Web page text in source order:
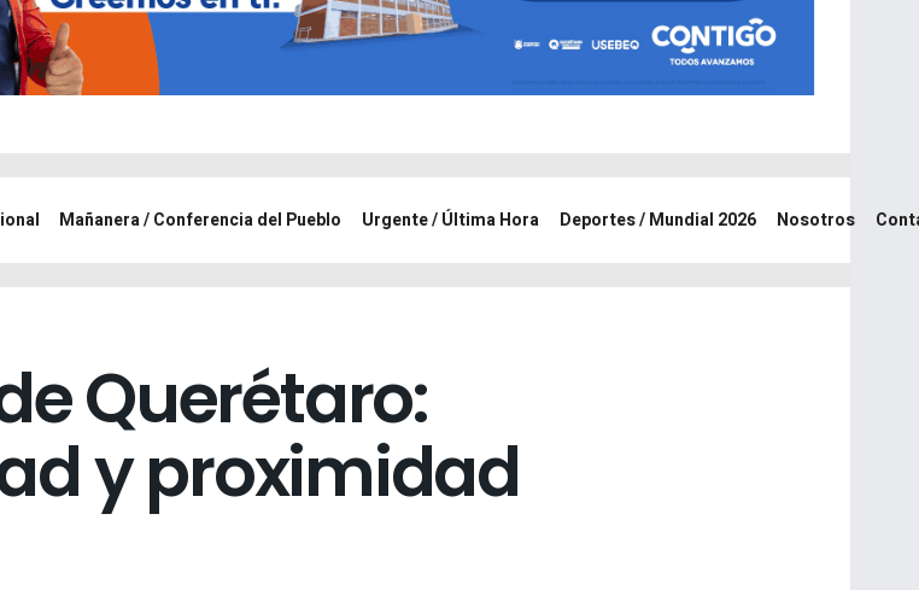
Mañanera / Conferencia del Pueblo Urgente / Última Hora Deportes / Mundial 2026 Nosotros
Querétaro:
y proximidad